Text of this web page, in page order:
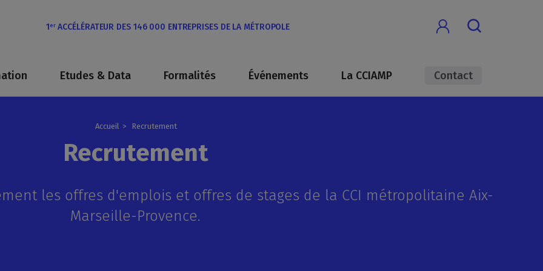
1 erACCÉLÉRATEUR DES 146 000 ENTREPRISES DE LA MÉTROPOLE
Etudes & Data Formalités Événements La CCIAMP Contact
Accueil Recrutement
Recrutement
les offres d'emplois et offres de stages de la CCI métropolitaine Aix-
Marseille-Provence.